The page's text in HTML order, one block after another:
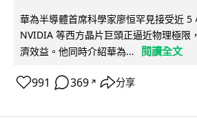
華為半導體首席科學家廖恒罕見接受近 5
NVIDIA 等西方晶片巨頭正逼近物理極限
濟效益。他同時介紹華為...
閱讀全文
991 369 ↗ 分享